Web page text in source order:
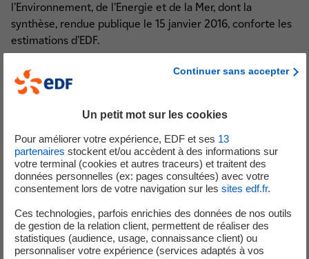
l’Environnement, de l’Energie et de la Mer, dont la
synthèse, rendue publique le 15 janvier 2016, conforte les
estimations d’EDF.
EDF dépose une plainte pénale pour tirer les
conséquences de ces allégations mensongères et de
[1]Les états financiers consolidés d’EDF et le rapport des
CAC sont insérés dans le chapitre 6 du Document de
référence d’EDF.
Continuer sans accepter
Un petit mot sur les cookies
Pour améliorer votre expérience, EDF et ses 13
partenaires stockent et/ou accèdent à des informations sur
votre terminal (cookies et autres traceurs) et traitent des
données personnelles (ex: pages consultées) avec votre
consentement lors de votre navigation sur les sites edf.fr.
Ces technologies, parfois enrichies des données de nos outils
de gestion de la relation client, permettent de réaliser des
statistiques (audience, usage, connaissance client) ou
personnaliser votre expérience (services adaptés à vos